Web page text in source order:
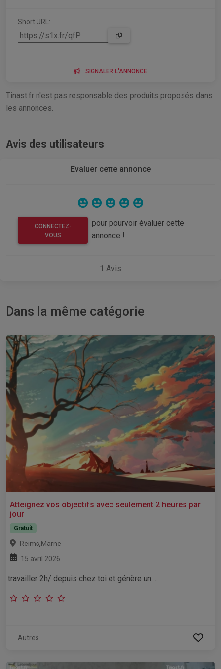
Short URL:
SIGNALER L'ANNONCE
Tinast.fr n'est pas responsable des produits proposés dans
les annonces.
Avis des utilisateurs
Evaluer cette annonce
CONNECTEZ-
VOUS
pour pourvoir évaluer cette
annonce !
1 Avis
Dans la même catégorie
Atteignez vos objectifs avec seulement 2 heures par
jour
Gratuit
Reims,Marne
15 avril 2026
travailler 2h/ depuis chez toi et génère un ...
Autres